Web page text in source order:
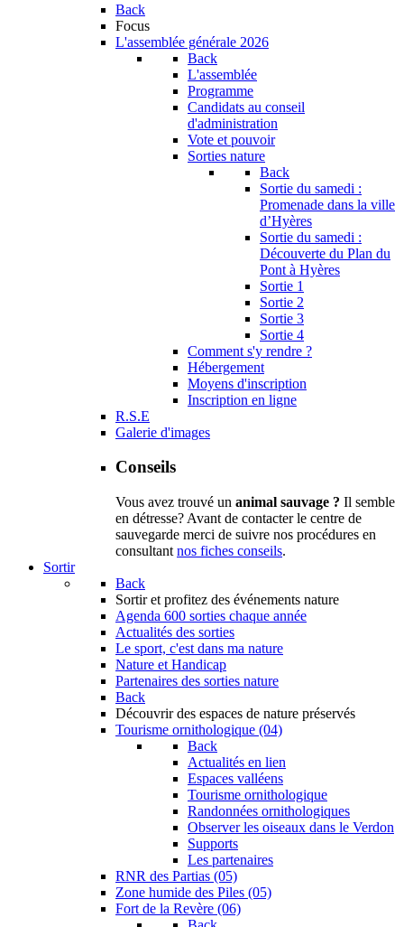
Back
Focus
L'assemblée générale 2026
Back
L'assemblée
Programme
Candidats au conseil
d'administration
Vote et pouvoir
Sorties nature
Back
Sortie du samedi :
Promenade dans la ville
d’Hyères
Sortie du samedi :
Découverte du Plan du
Pont à Hyères
Sortie 1
Sortie 2
Sortie 3
Sortie 4
Comment s'y rendre ?
Hébergement
Moyens d'inscription
Inscription en ligne
R.S.E
Galerie d'images
Conseils
Vous avez trouvé un animal sauvage ? Il semble
en détresse? Avant de contacter le centre de
sauvegarde merci de suivre nos procédures en
consultant nos fiches conseils.
Sortir
Back
Sortir et profitez des événements nature
Agenda 600 sorties chaque année
Actualités des sorties
Le sport, c'est dans ma nature
Nature et Handicap
Partenaires des sorties nature
Back
Découvrir des espaces de nature préservés
Tourisme ornithologique (04)
Back
Actualités en lien
Espaces valléens
Tourisme ornithologique
Randonnées ornithologiques
Observer les oiseaux dans le Verdon
Supports
Les partenaires
RNR des Partias (05)
Zone humide des Piles (05)
Fort de la Revère (06)